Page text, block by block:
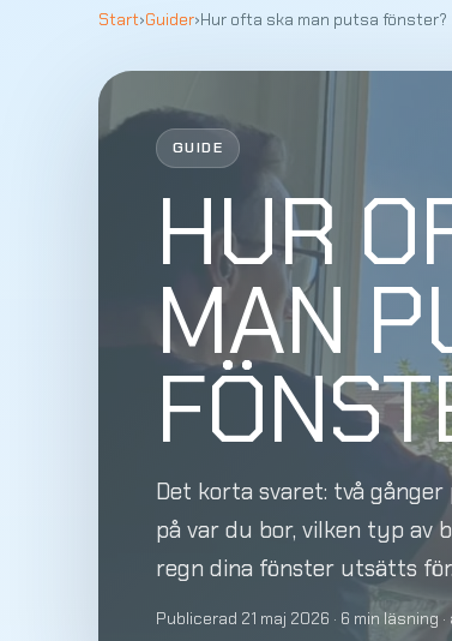
Start›Guider›Hur ofta ska man putsa fönster?
GUIDE
HUR
MAN
Det korta svaret: två
på var du bor, vilken typ av
regn dina fönster utsätts för.
Publicerad 21 maj 2026 · 6 min läsning